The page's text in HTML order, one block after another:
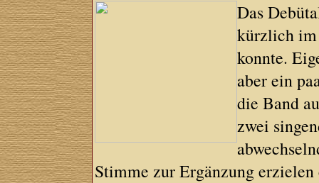
Das
kürzlich
konnte.
aber ein
die Band
zwei
Stimme zur Ergänzung